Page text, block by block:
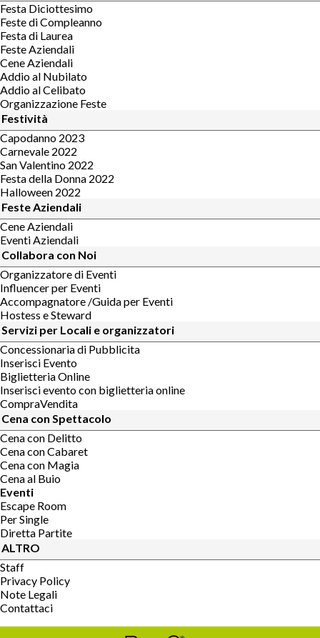
Festa Diciottesimo
Feste di Compleanno
Festa di Laurea
Feste Aziendali
Cene Aziendali
Addio al Nubilato
Addio al Celibato
Organizzazione Feste
Festività
Capodanno 2023
Carnevale 2022
San Valentino 2022
Festa della Donna 2022
Halloween 2022
Feste Aziendali
Cene Aziendali
Eventi Aziendali
Collabora con Noi
Organizzatore di Eventi
Influencer per Eventi
Accompagnatore /Guida per Eventi
Hostess e Steward
Servizi per Locali e organizzatori
Concessionaria di Pubblicita
Inserisci Evento
Biglietteria Online
Inserisci evento con biglietteria online
CompraVendita
Cena con Spettacolo
Cena con Delitto
Cena con Cabaret
Cena con Magia
Cena al Buio
Eventi
Escape Room
Per Single
Diretta Partite
ALTRO
Staff
Privacy Policy
Note Legali
Contattaci